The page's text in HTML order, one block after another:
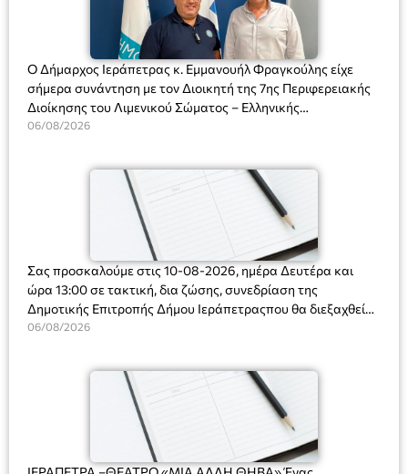
Ο Δήμαρχος Ιεράπετρας κ. Εμμανουήλ Φραγκούλης είχε
σήμερα συνάντηση με τον Διοικητή της 7ης Περιφερειακής
Διοίκησης του Λιμενικού Σώματος – Ελληνικής
Ακτοφυλακής (Λ.Σ.-ΕΛ.ΑΚΤ.), Αρχιπλοίαρχο Λ.Σ. κ. Ιωάννη
06/08/2026
Σας προσκαλούμε στις 10-08-2026, ημέρα Δευτέρα και
ώρα 13:00 σε τακτική, δια ζώσης, συνεδρίαση της
Δημοτικής Επιτροπής Δήμου Ιεράπετραςπου θα διεξαχθεί
στο Δημοτικό Κατάστημα, Δημοκρατίας 31 στην αίθουσα
και λήψη αποφάσεων στα παρακάτω θέματα:
06/08/2026